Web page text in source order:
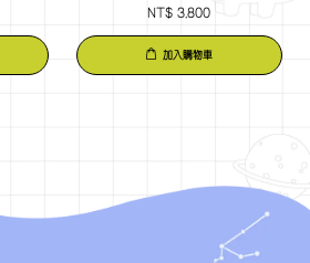
NT$ 3,800
加入購物車